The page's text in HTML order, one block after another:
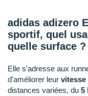
adidas adizero
sportif, quel
quelle surface ?
Elle s'adresse aux
d'améliorer leur vitesse
distances variées, du 5
Patagonia
Petzl
Puma